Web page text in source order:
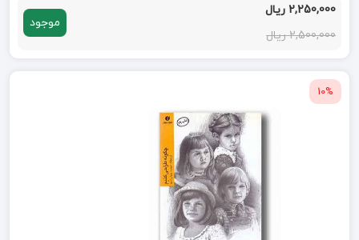
2,250,000 ریال
2,500,000 ریال
موجود
10%